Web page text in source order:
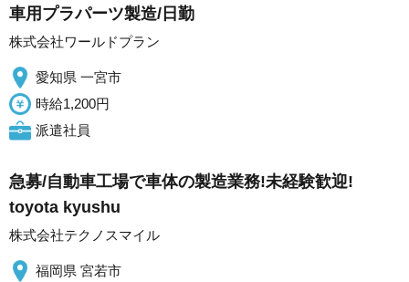
車用プラパーツ製造/日勤
株式会社ワールドプラン
愛知県 一宮市
時給1,200円
派遣社員
急募/自動車工場で車体の製造業務!未経験歓迎!
toyota kyushu
株式会社テクノスマイル
福岡県 宮若市